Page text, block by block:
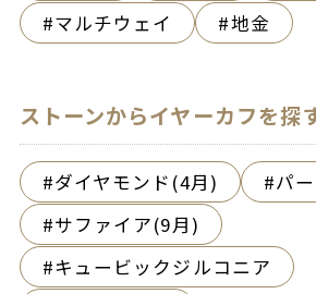
マルチウェイ
地金
ストーンからイヤーカフを探
ダイヤモンド(4月)
パ
サファイア(9月)
キュービックジルコニア